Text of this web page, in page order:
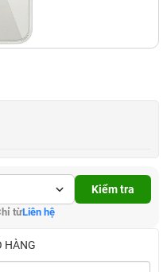
Kiểm tra
từLiên hệ
HÀNG